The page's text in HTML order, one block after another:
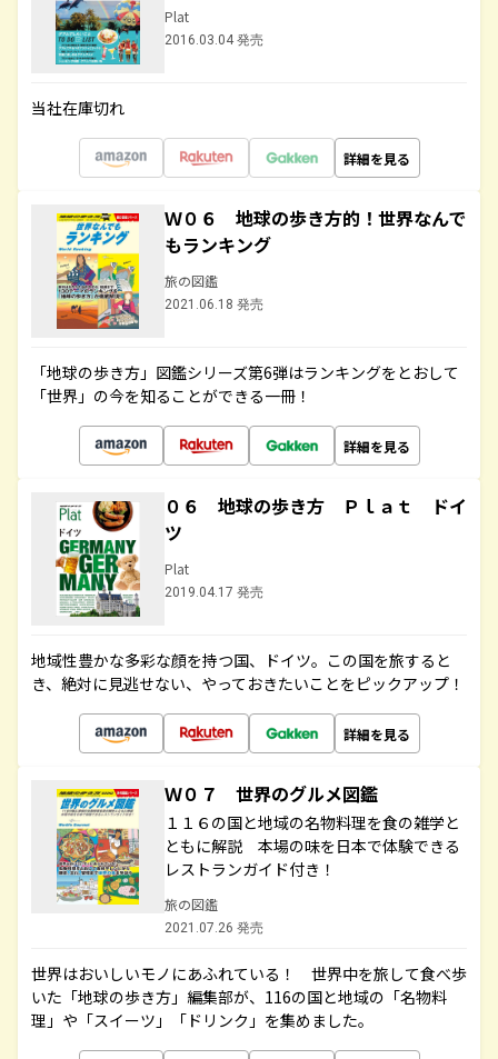
Plat
2016.03.04 発売
当社在庫切れ
詳細を見る
Ｗ０６ 地球の歩き方的！世界なんで
もランキング
旅の図鑑
2021.06.18 発売
「地球の歩き方」図鑑シリーズ第6弾はランキングをとおして
「世界」の今を知ることができる一冊！
詳細を見る
０６ 地球の歩き方 Ｐｌａｔ ドイ
ツ
Plat
2019.04.17 発売
地域性豊かな多彩な顔を持つ国、ドイツ。この国を旅すると
き、絶対に見逃せない、やっておきたいことをピックアップ！
詳細を見る
Ｗ０７ 世界のグルメ図鑑
１１６の国と地域の名物料理を食の雑学と
ともに解説 本場の味を日本で体験できる
レストランガイド付き！
旅の図鑑
2021.07.26 発売
世界はおいしいモノにあふれている！ 世界中を旅して食べ歩
いた「地球の歩き方」編集部が、116の国と地域の「名物料
理」や「スイーツ」「ドリンク」を集めました。